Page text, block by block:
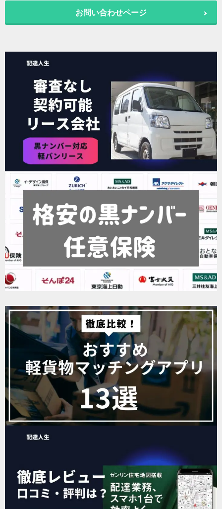
お問い合わせページ